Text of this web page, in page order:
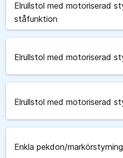
Elrullstol med motoriserad
ståfunktion
Elrullstol med motoriserad
Elrullstol med motoriserad
Enkla pekdon/markörstyrning